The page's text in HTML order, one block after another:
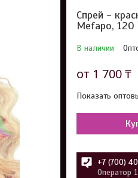
Спрей -
Mefapo, 120
В наличии
от 1 700 ₸
Показать
+7 (700)
Оператор 1